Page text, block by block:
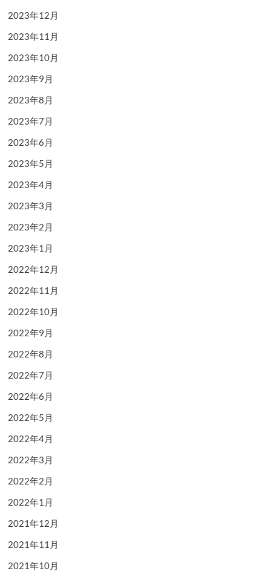
2023年12月
2023年11月
2023年10月
2023年9月
2023年8月
2023年7月
2023年6月
2023年5月
2023年4月
2023年3月
2023年2月
2023年1月
2022年12月
2022年11月
2022年10月
2022年9月
2022年8月
2022年7月
2022年6月
2022年5月
2022年4月
2022年3月
2022年2月
2022年1月
2021年12月
2021年11月
2021年10月